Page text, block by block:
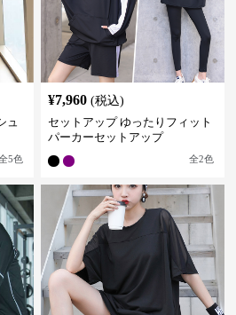
ュ
5色
¥7,960 (税込)
セットアップ ゆったりフィット
パーカーセットアップ
全2色